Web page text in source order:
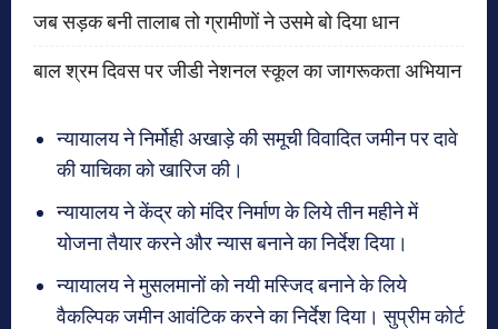
जब सड़क बनी तालाब तो ग्रामीणों ने उसमे बो दिया धान
बाल श्रम दिवस पर जीडी नेशनल स्कूल का जागरूकता अभियान
न्यायालय ने निर्मोही अखाड़े की समूची विवादित जमीन पर दावे
की याचिका को खारिज की।
न्यायालय ने केंद्र को मंदिर निर्माण के लिये तीन महीने में
योजना तैयार करने और न्यास बनाने का निर्देश दिया।
न्यायालय ने मुसलमानों को नयी मस्जिद बनाने के लिये
वैकल्पिक जमीन आवंटिक करने का निर्देश दिया। सुप्रीम कोर्ट